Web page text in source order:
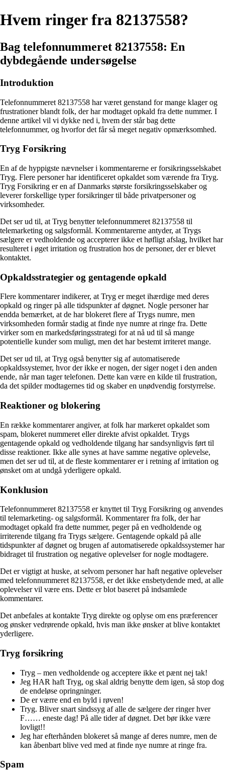
Hvem ringer fra 82137558?
Bag telefonnummeret 82137558: En
dybdegående undersøgelse
Introduktion
Telefonnummeret 82137558 har været genstand for mange klager og
frustrationer blandt folk, der har modtaget opkald fra dette nummer. I
denne artikel vil vi dykke ned i, hvem der står bag dette
telefonnummer, og hvorfor det får så meget negativ opmærksomhed.
Tryg Forsikring
En af de hyppigste nævnelser i kommentarerne er forsikringsselskabet
Tryg. Flere personer har identificeret opkaldet som værende fra Tryg.
Tryg Forsikring er en af Danmarks største forsikringsselskaber og
leverer forskellige typer forsikringer til både privatpersoner og
virksomheder.
Det ser ud til, at Tryg benytter telefonnummeret 82137558 til
telemarketing og salgsformål. Kommentarerne antyder, at Trygs
sælgere er vedholdende og accepterer ikke et høfligt afslag, hvilket har
resulteret i øget irritation og frustration hos de personer, der er blevet
kontaktet.
Opkaldsstrategier og gentagende opkald
Flere kommentarer indikerer, at Tryg er meget ihærdige med deres
opkald og ringer på alle tidspunkter af døgnet. Nogle personer har
endda bemærket, at de har blokeret flere af Trygs numre, men
virksomheden formår stadig at finde nye numre at ringe fra. Dette
virker som en markedsføringsstrategi for at nå ud til så mange
potentielle kunder som muligt, men det har bestemt irriteret mange.
Det ser ud til, at Tryg også benytter sig af automatiserede
opkaldssystemer, hvor der ikke er nogen, der siger noget i den anden
ende, når man tager telefonen. Dette kan være en kilde til frustration,
da det spilder modtagernes tid og skaber en unødvendig forstyrrelse.
Reaktioner og blokering
En række kommentarer angiver, at folk har markeret opkaldet som
spam, blokeret nummeret eller direkte afvist opkaldet. Trygs
gentagende opkald og vedholdende tilgang har sandsynligvis ført til
disse reaktioner. Ikke alle synes at have samme negative oplevelse,
men det ser ud til, at de fleste kommentarer er i retning af irritation og
ønsket om at undgå yderligere opkald.
Konklusion
Telefonnummeret 82137558 er knyttet til Tryg Forsikring og anvendes
til telemarketing- og salgsformål. Kommentarer fra folk, der har
modtaget opkald fra dette nummer, peger på en vedholdende og
irriterende tilgang fra Trygs sælgere. Gentagende opkald på alle
tidspunkter af døgnet og brugen af automatiserede opkaldssystemer har
bidraget til frustration og negative oplevelser for nogle modtagere.
Det er vigtigt at huske, at selvom personer har haft negative oplevelser
med telefonnummeret 82137558, er det ikke ensbetydende med, at alle
oplevelser vil være ens. Dette er blot baseret på indsamlede
kommentarer.
Det anbefales at kontakte Tryg direkte og oplyse om ens præferencer
og ønsker vedrørende opkald, hvis man ikke ønsker at blive kontaktet
yderligere.
Tryg forsikring
Tryg – men vedholdende og acceptere ikke et pænt nej tak!
Jeg HAR haft Tryg, og skal aldrig benytte dem igen, så stop dog
de endeløse opringninger.
De er værre end en byld i røven!
Tryg. Bliver snart sindssyg af alle de sælgere der ringer hver
F…… eneste dag! På alle tider af døgnet. Det bør ikke være
lovligt!!
Jeg har efterhånden blokeret så mange af deres numre, men de
kan åbenbart blive ved med at finde nye numre at ringe fra.
Spam